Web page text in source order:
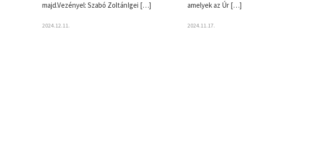
majd.Vezényel: Szabó ZoltánIgei […]
2024.12.11.
amelyek az Úr […]
2024.11.17.